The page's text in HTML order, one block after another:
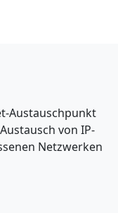
Austauschpunkt
von IP-
Netzwerken